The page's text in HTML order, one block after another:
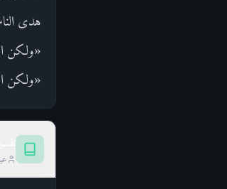
هدى
«ولكن
«ولكن